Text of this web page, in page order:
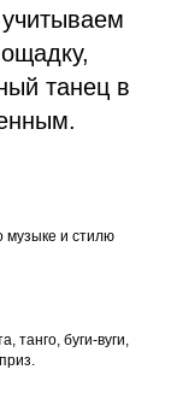
танец в
музыке и стилю
танго, буги-вуги,